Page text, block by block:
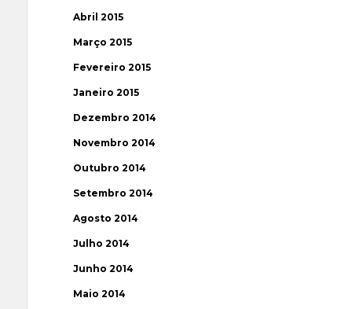
Abril 2015
Março 2015
Fevereiro 2015
Janeiro 2015
Dezembro 2014
Novembro 2014
Outubro 2014
Setembro 2014
Agosto 2014
Julho 2014
Junho 2014
Maio 2014